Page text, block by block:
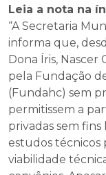
Leia a nota na
“A Secretaria
informa que,
Dona Íris, Nascer
pela Fundação
(Fundahc) sem
permitissem a
privadas sem
estudos técnicos
viabilidade